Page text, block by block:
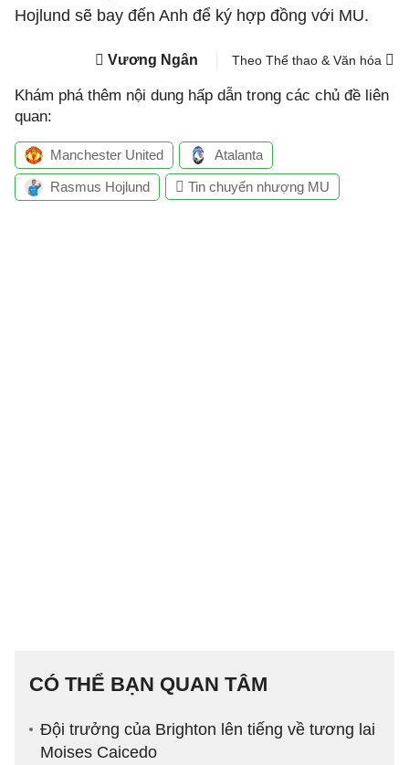
Hojlund sẽ bay đến Anh để ký hợp đồng với MU.
Vương Ngân Theo Thể thao & Văn hóa
Khám phá thêm nội dung hấp dẫn trong các chủ đề liên
quan:
Manchester United Atalanta
Rasmus Hojlund Tin chuyển nhượng MU
CÓ THỂ BẠN QUAN TÂM
Đội trưởng của Brighton lên tiếng về tương lai
Moises Caicedo